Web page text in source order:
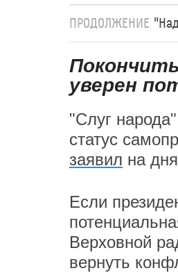
ПРОДОЛЖЕНИЕ
уверен
"Слуг
статус
заявил на
Если
Верховной
вернуть